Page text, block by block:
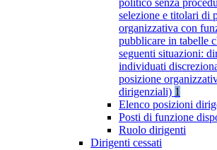
politico senza
selezione e titolari di
organizzativa con
pubblicare in tabelle
seguenti situazioni:
individuati
posizione
dirigenziali) 1
Elenco posizioni
Posti di funzione
Ruolo dirigenti
Dirigenti cessati